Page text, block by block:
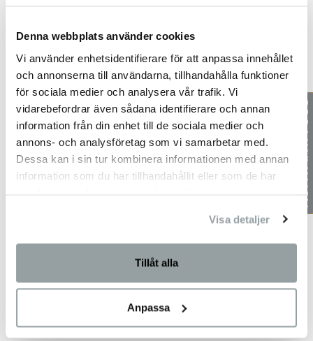
Denna webbplats använder cookies
Vi använder enhetsidentifierare för att anpassa innehållet
och annonserna till användarna, tillhandahålla funktioner
för sociala medier och analysera vår trafik. Vi
vidarebefordrar även sådana identifierare och annan
information från din enhet till de sociala medier och
annons- och analysföretag som vi samarbetar med.
Dessa kan i sin tur kombinera informationen med annan
information som du har tillhandahållit eller som de har
Visa detaljer
Tillåt alla
Anpassa